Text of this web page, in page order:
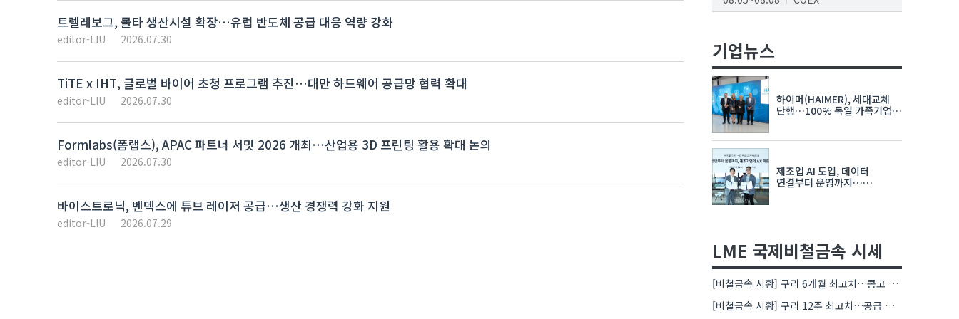
트렐레보그, 몰타 생산시설 확장…유럽 반도체 공급 대응 역량 강화
editor-LIU 2026.07.30
TiTE x IHT, 글로벌 바이어 초청 프로그램 추진…대만 하드웨어 공급망 협력 확대
editor-LIU 2026.07.30
Formlabs(폼랩스), APAC 파트너 서밋 2026 개최…산업용 3D 프린팅 활용 확대 논의
editor-LIU 2026.07.30
바이스트로닉, 벤덱스에 튜브 레이저 공급…생산 경쟁력 강화 지원
editor-LIU 2026.07.29
08.19~08.21
K-PRINT
08.19~08.22
자율주행모빌리티산업전
08.25~08.27
차세대 반도체 패키징 산업전
08.26~08.28 수원컨벤션센터
기업뉴스
하이머(HAIMER), 세대교체
단행…100% 독일 가족기업
제조업 AI 도입, 데이터
연결부터 운영까지…
LME 국제비철금속 시세
[비철금속 시황] 구리 6개월 최고치…콩고 수출 규제에 공급 우려 확대
[비철금속 시황] 구리 12주 최고치…공급 부족 우려에 강세